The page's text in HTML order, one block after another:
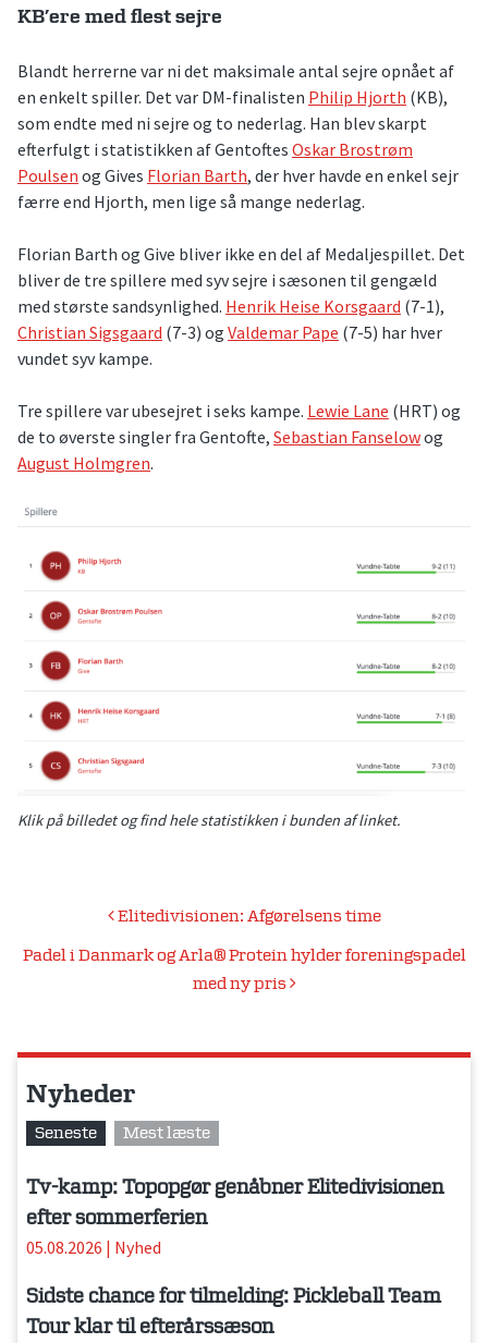
KB’ere med flest sejre
Blandt herrerne var ni det maksimale antal sejre opnået af
en enkelt spiller. Det var DM-finalisten Philip Hjorth (KB),
som endte med ni sejre og to nederlag. Han blev skarpt
efterfulgt i statistikken af Gentoftes Oskar Brostrøm
Poulsen og Gives Florian Barth, der hver havde en enkel sejr
færre end Hjorth, men lige så mange nederlag.
Florian Barth og Give bliver ikke en del af Medaljespillet. Det
bliver de tre spillere med syv sejre i sæsonen til gengæld
med største sandsynlighed. Henrik Heise Korsgaard (7-1),
Christian Sigsgaard (7-3) og Valdemar Pape (7-5) har hver
vundet syv kampe.
Tre spillere var ubesejret i seks kampe. Lewie Lane (HRT) og
de to øverste singler fra Gentofte, Sebastian Fanselowog
August Holmgren.
Klik på billedet og find hele statistikken i bunden af linket.
Indlægsnavigation
Elitedivisionen: Afgørelsens time
Padel i Danmark og Arla® Protein hylder foreningspadel
med ny pris
Nyheder
Seneste Mest læste
Tv-kamp: Topopgør genåbner Elitedivisionen
efter sommerferien
05.08.2026 | Nyhed
Sidste chance for tilmelding: Pickleball Team
Tour klar til efterårssæson